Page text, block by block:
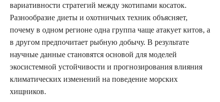
вариативности стратегий между экотипами косаток.
Разнообразие диеты и охотничьих техник объясняет,
почему в одном регионе одна группа чаще атакует китов, а
в другом предпочитает рыбную добычу. В результате
научные данные становятся основой для моделей
экосистемной устойчивости и прогнозирования влияния
климатических изменений на поведение морских
хищников.